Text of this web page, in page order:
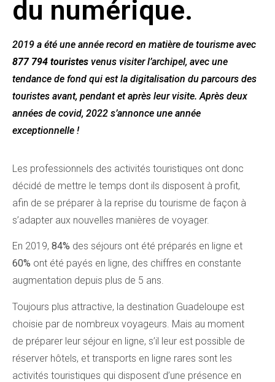
du numérique.
2019 a été une année record en matière de tourisme avec
877 794 touristes venus visiter l’archipel, avec une
tendance de fond qui est la digitalisation du parcours des
touristes avant, pendant et après leur visite. Après deux
années de covid, 2022 s’annonce une année
exceptionnelle !
Les professionnels des activités touristiques ont donc
décidé de mettre le temps dont ils disposent à profit,
afin de se préparer à la reprise du tourisme de façon à
s’adapter aux nouvelles manières de voyager.
En 2019, 84% des séjours ont été préparés en ligne et
60% ont été payés en ligne, des chiffres en constante
augmentation depuis plus de 5 ans.
Toujours plus attractive, la destination Guadeloupe est
choisie par de nombreux voyageurs. Mais au moment
de préparer leur séjour en ligne, s’il leur est possible de
réserver hôtels, et transports en ligne rares sont les
activités touristiques qui disposent d’une présence en